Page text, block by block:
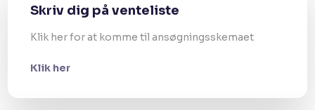
Skriv dig på venteliste
Klik her for at komme til ansøgningsskemaet
Klik her